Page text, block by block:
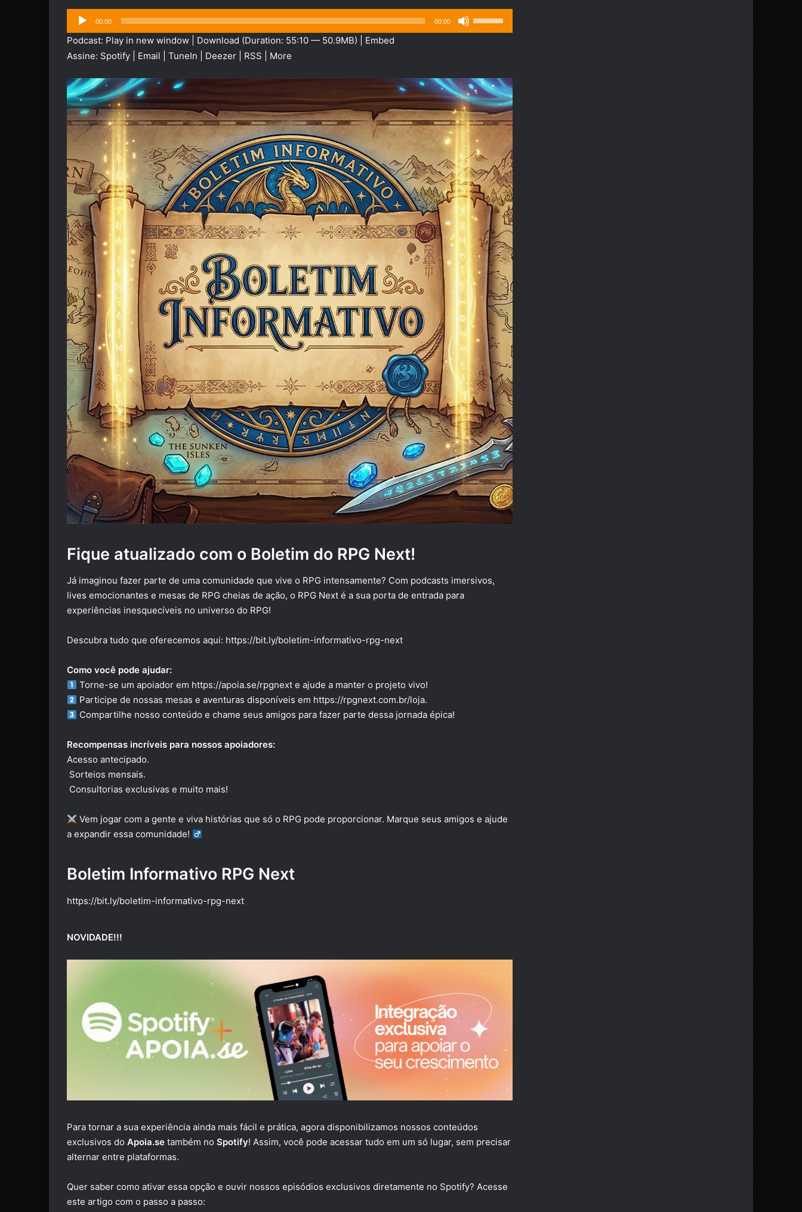
Tocador
de
áudio
00:00 00:00
as
ou
para
baixo
para
aumentar
ou
diminuir
o
volume.
Podcast: Play in new window Download (Duration: 55:10 — 50.9MB) | Embed
Assine: Spotify Email TuneIn Deezer RSS More
Fique atualizado com o Boletim do RPG Next!
Já imaginou fazer parte de uma comunidade que vive o RPG intensamente? Com podcasts imersivos,
lives emocionantes e mesas de RPG cheias de ação, o RPG Next é a sua porta de entrada para
experiências inesquecíveis no universo do RPG!
Descubra tudo que oferecemos aqui: https://bit.ly/boletim-informativo-rpg-next
Como você pode ajudar:
Torne-se um apoiador em https://apoia.se/rpgnext e ajude a manter o projeto vivo!
Participe de nossas mesas e aventuras disponíveis em https://rpgnext.com.br/loja.
Compartilhe nosso conteúdo e chame seus amigos para fazer parte dessa jornada épica!
Recompensas incríveis para nossos apoiadores:
Acesso antecipado.
️ Sorteios mensais.
️ Consultorias exclusivas e muito mais!
Vem jogar com a gente e viva histórias que só o RPG pode proporcionar. Marque seus amigos e ajude
a expandir essa comunidade! ‍
Boletim Informativo RPG Next
https://bit.ly/boletim-informativo-rpg-next
NOVIDADE!!!
Para tornar a sua experiência ainda mais fácil e prática, agora disponibilizamos nossos conteúdos
exclusivos do Apoia.se também no Spotify! Assim, você pode acessar tudo em um só lugar, sem precisar
alternar entre plataformas.
Quer saber como ativar essa opção e ouvir nossos episódios exclusivos diretamente no Spotify? Acesse
este artigo com o passo a passo: